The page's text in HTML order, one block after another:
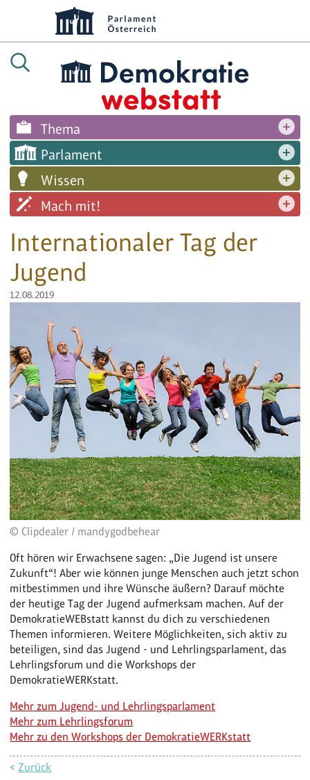
Thema
Parlament
Wissen
Mach mit!
Internationaler Tag der
Jugend
12.08.2019
© Clipdealer / mandygodbehear
Oft hören wir Erwachsene sagen: „Die Jugend ist unsere
Zukunft“! Aber wie können junge Menschen auch jetzt schon
mitbestimmen und ihre Wünsche äußern? Darauf möchte
der heutige Tag der Jugend aufmerksam machen. Auf der
DemokratieWEBstatt kannst du dich zu verschiedenen
Themen informieren. Weitere Möglichkeiten, sich aktiv zu
beteiligen, sind das Jugend - und Lehrlingsparlament, das
Lehrlingsforum und die Workshops der
DemokratieWERKstatt.
Mehr zum Jugend- und Lehrlingsparlament
Mehr zum Lehrlingsforum
Mehr zu den Workshops der DemokratieWERKstatt
<Zurück